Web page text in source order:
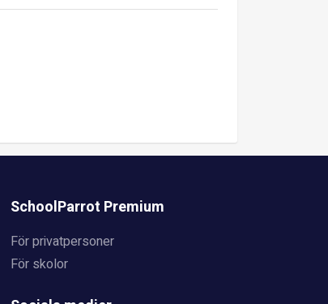
SchoolParrot Premium
För privatpersoner
För skolor